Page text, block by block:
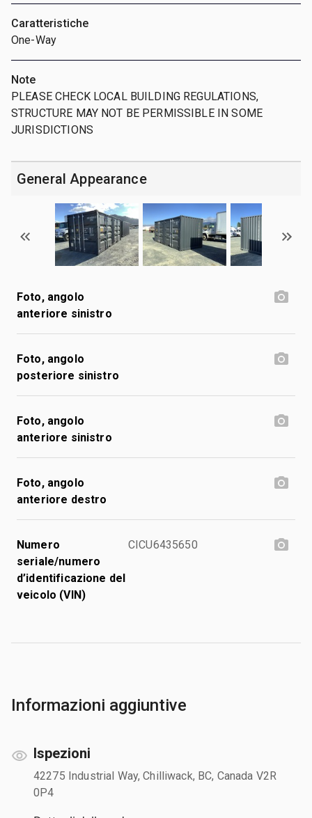
Caratteristiche
One-Way
Note
PLEASE CHECK LOCAL BUILDING REGULATIONS,
STRUCTURE MAY NOT BE PERMISSIBLE IN SOME
JURISDICTIONS
General Appearance
Foto, angolo
anteriore sinistro
Foto, angolo
posteriore sinistro
Foto, angolo
anteriore sinistro
Foto, angolo
anteriore destro
Numero
seriale/numero
d’identificazione del
veicolo (VIN)
CICU6435650
Informazioni aggiuntive
Ispezioni
42275 Industrial Way, Chilliwack, BC, Canada V2R
0P4